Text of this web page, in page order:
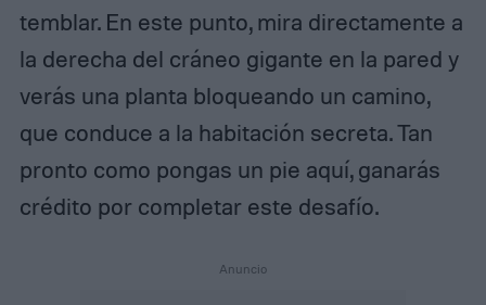
temblar. En este punto, mira directamente a
la derecha del cráneo gigante en la pared y
verás una planta bloqueando un camino,
que conduce a la habitación secreta. Tan
pronto como pongas un pie aquí, ganarás
crédito por completar este desafío.